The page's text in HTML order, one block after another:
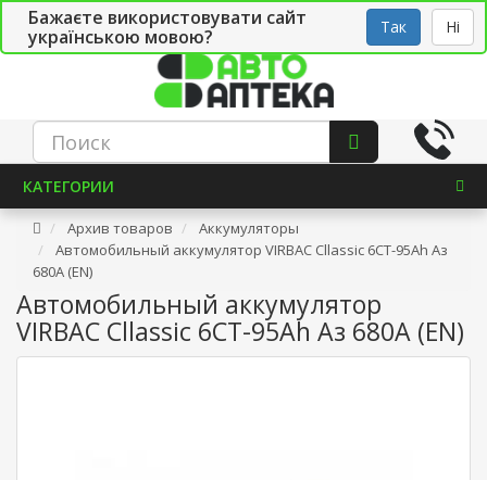
Бажаєте використовувати сайт
українською мовою?
Так Ні
СТО Укр
КАТЕГОРИИ
Архив товаров
Аккумуляторы
Автомобильный аккумулятор VIRBAC Cllassic 6СТ-95Ah Аз
680A (EN)
Автомобильный аккумулятор
VIRBAC Cllassic 6СТ-95Ah Аз 680A (EN)